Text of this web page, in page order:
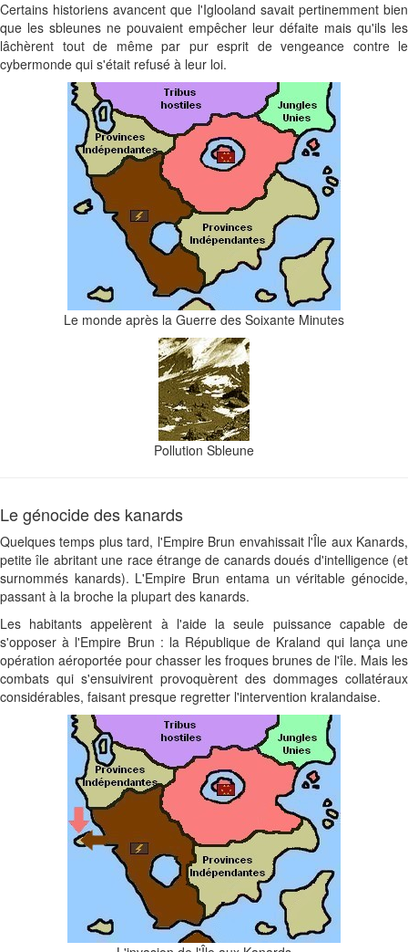
Certains historiens avancent que l'Iglooland savait pertinemment bien
que les sbleunes ne pouvaient empêcher leur défaite mais qu'ils les
lâchèrent tout de même par pur esprit de vengeance contre le
cybermonde qui s'était refusé à leur loi.
Le monde après la Guerre des Soixante Minutes
Pollution Sbleune
Le génocide des kanards
Quelques temps plus tard, l'Empire Brun envahissait l'Île aux Kanards,
petite île abritant une race étrange de canards doués d'intelligence (et
surnommés kanards). L'Empire Brun entama un véritable génocide,
passant à la broche la plupart des kanards.
Les habitants appelèrent à l'aide la seule puissance capable de
s'opposer à l'Empire Brun : la République de Kraland qui lança une
opération aéroportée pour chasser les froques brunes de l'île. Mais les
combats qui s'ensuivirent provoquèrent des dommages collatéraux
considérables, faisant presque regretter l'intervention kralandaise.